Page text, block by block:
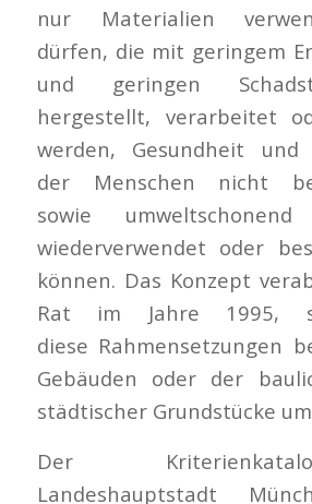
nur Materialien
dürfen, die mit geringem
und geringen
hergestellt, verarbeitet
werden, Gesundheit und
der Menschen nicht
sowie
wiederverwendet oder
können. Das Konzept
Rat im Jahre 1995,
diese Rahmensetzungen
Gebäuden oder der
städtischer Grundstücke
Der
Landeshauptstadt